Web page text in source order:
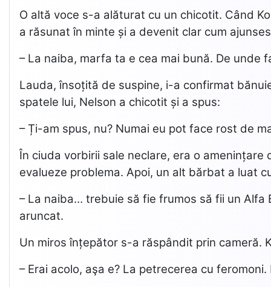
O altă voce s-a alăturat cu un chicotit. Când
a răsunat în minte și a devenit clar cum
– La naiba, marfa ta e cea mai bună. De unde
Lauda, însoțită de suspine, i-a confirmat
spatele lui, Nelson a chicotit și a spus:
– Ți-am spus, nu? Numai eu pot face rost de
În ciuda vorbirii sale neclare, era o
evalueze problema. Apoi, un alt bărbat a luat
– La naiba… trebuie să fie frumos să fii un
aruncat.
Un miros înțepător s-a răspândit prin cameră.
– Erai acolo, aşa e? La petrecerea cu